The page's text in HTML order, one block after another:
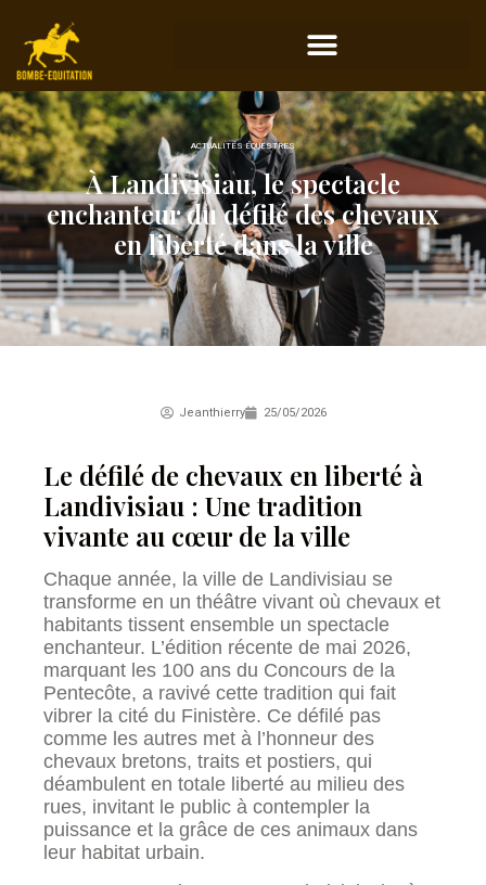
ACTUALITÉS ÉQUESTRES
À Landivisiau, le spectacle
enchanteur du défilé des chevaux
en liberté dans la ville
Jeanthierry 25/05/2026
Le défilé de chevaux en liberté à
Landivisiau : Une tradition
vivante au cœur de la ville
Chaque année, la ville de Landivisiau se
transforme en un théâtre vivant où chevaux et
habitants tissent ensemble un spectacle
enchanteur. L’édition récente de mai 2026,
marquant les 100 ans du Concours de la
Pentecôte, a ravivé cette tradition qui fait
vibrer la cité du Finistère. Ce défilé pas
comme les autres met à l’honneur des
chevaux bretons, traits et postiers, qui
déambulent en totale liberté au milieu des
rues, invitant le public à contempler la
puissance et la grâce de ces animaux dans
leur habitat urbain.